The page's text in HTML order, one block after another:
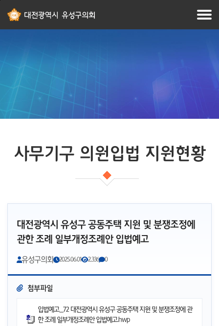
바로가기
바로가기
사무기구 의원입법 지원현황
대전광역시 유성구 공동주택 지원 및 분쟁조정에
관한 조례 일부개정조례안 입법예고
유성구의회 2025.06.01 2,336 0
첨부파일
입법예고_72 대전광역시 유성구 공동주택 지원 및 분쟁조정에 관
한 조례 일부개정조례안 입법예고.hwp